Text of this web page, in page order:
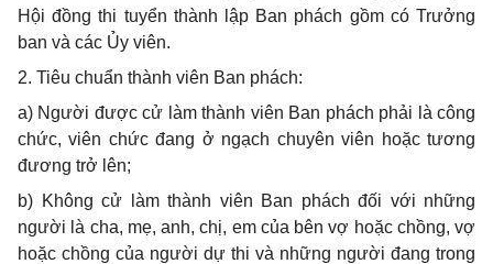
Hội đồng thi tuyển thành lập Ban phách gồm có Trưởng
ban và các Ủy viên.
2. Tiêu chuẩn thành viên Ban phách:
a) Người được cử làm thành viên Ban phách phải là công
chức, viên chức đang ở ngạch chuyên viên hoặc tương
đương trở lên;
b) Không cử làm thành viên Ban phách đối với những
người là cha, mẹ, anh, chị, em của bên vợ hoặc chồng, vợ
hoặc chồng của người dự thi và những người đang trong